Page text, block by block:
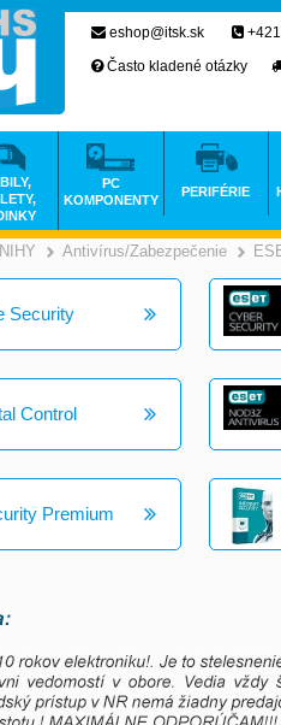
>
Antivírus/Zabezpečenie
Security
Control
Premium
eshop@itsk.sk
Často kladené otázky
PC
KOMPONENTY
PERIFÉRIE